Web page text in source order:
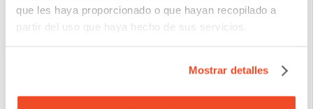
que les haya proporcionado o que hayan recopilado a
partir del uso que haya hecho de sus servicios.
Mostrar detalles